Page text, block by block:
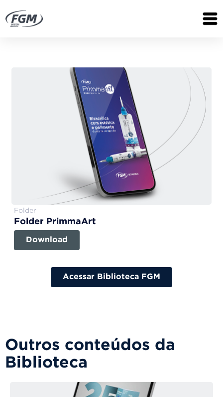
Folder
Folder PrimmaArt
Download
Acessar Biblioteca FGM
Outros conteúdos da
Biblioteca